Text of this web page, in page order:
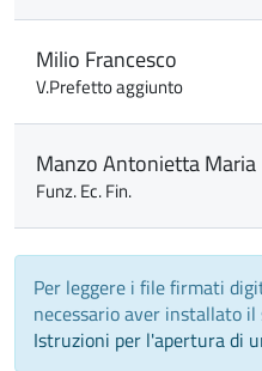
Milio Francesco
V.Prefetto aggiunto
Manzo Antonietta Maria
Funz. Ec. Fin.
Per leggere i file firmati
necessario aver installato
Istruzioni per l'apertura di